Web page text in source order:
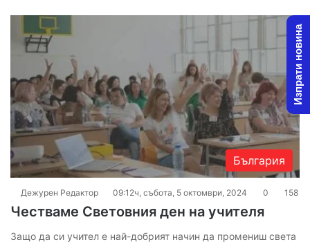
България
Дежурен Редактор 09:12ч, събота, 5 октомври, 2024 0 158
Честваме Световния ден на учителя
Защо да си учител е най-добрият начин да промениш света
Изпрати новина